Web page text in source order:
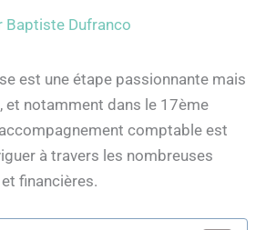
Baptiste Dufranco
est une étape passionnante mais
et notamment dans le 17ème
comptable est
à travers les nombreuses
financières.